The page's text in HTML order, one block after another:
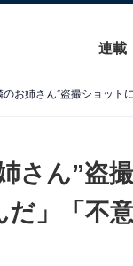
連載
さん”盗
だ」「不